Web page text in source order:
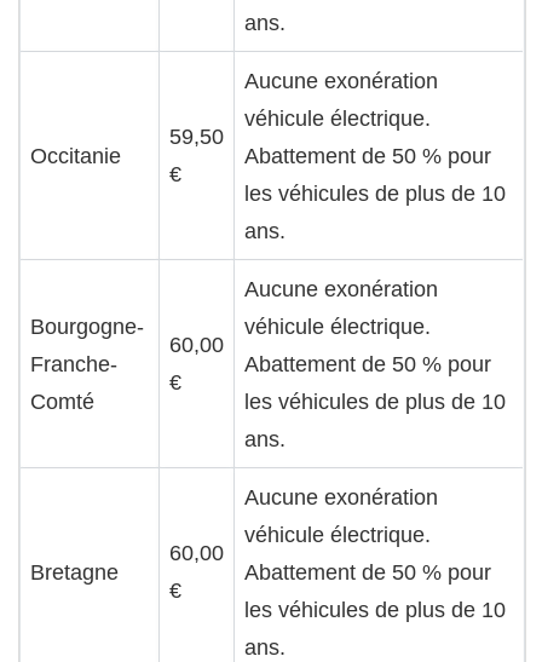
ans.
Occitanie
59,50
€
Aucune exonération
véhicule électrique.
Abattement de 50 % pour
les véhicules de plus de 10
ans.
Bourgogne-
Franche-
Comté
60,00
€
Aucune exonération
véhicule électrique.
Abattement de 50 % pour
les véhicules de plus de 10
ans.
Bretagne
60,00
€
Aucune exonération
véhicule électrique.
Abattement de 50 % pour
les véhicules de plus de 10
ans.